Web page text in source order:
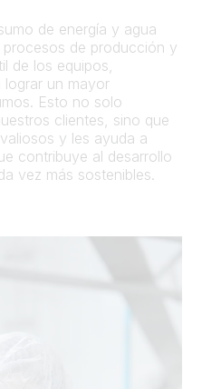
de energía y agua
de producción y
de los equipos,
lograr un mayor
Esto no solo
clientes, sino que
y les ayuda a
contribuye al desarrollo
vez más sostenibles.